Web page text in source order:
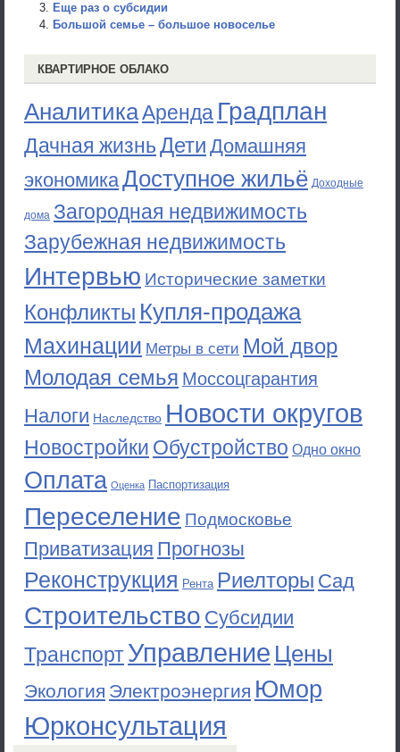
Еще раз о субсидии
Большой семье – большое новоселье
КВАРТИРНОЕ ОБЛАКО
АналитикаАренда Градплан
Дачная жизньДети Домашняя
экономикаДоступное жильё Доходные
дома Загородная недвижимость
Зарубежная недвижимость
Интервью Исторические заметки
Конфликты Купля-продажа
Махинации Метры в сети Мой двор
Молодая семья Моссоцгарантия
Налоги Наследство Новости округов
Новостройки Обустройство Одно окно
Оплата Оценка Паспортизация
Переселение Подмосковье
Приватизация Прогнозы
Реконструкция Рента Риелторы Сад
Строительство Субсидии
ТранспортУправление Цены
Экология Электроэнергия Юмор
Юрконсультация